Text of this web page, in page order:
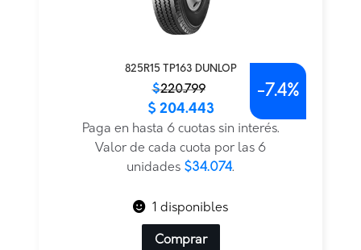
825R15 TP163 DUNLOP
$220.799
original
$220.799.
actual
$ 204.443
Paga en hasta 6 cuotas sin interés.
Valor de cada cuota por las 6
unidades $34.074.
-7.4%
1 disponibles
Comprar